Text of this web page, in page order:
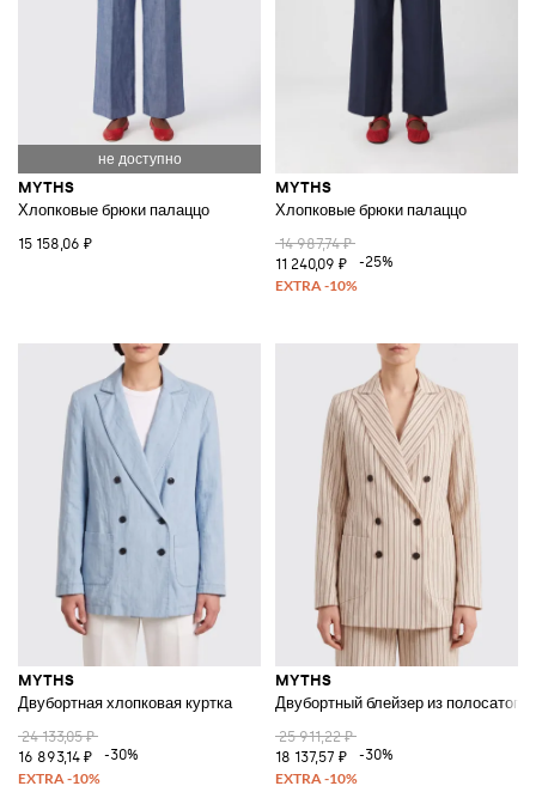
MYTHS
Хлопковые брюки палаццо
15 158,06 ₽
MYTHS
Хлопковые брюки палаццо
14 987,74 ₽
11 240,09 ₽
-25%
MYTHS
Двубортная хлопковая куртка
24 133,05 ₽
16 893,14 ₽
-30%
MYTHS
Двубортный блейзер из полосатого
25 911,22 ₽
18 137,57 ₽
-30%